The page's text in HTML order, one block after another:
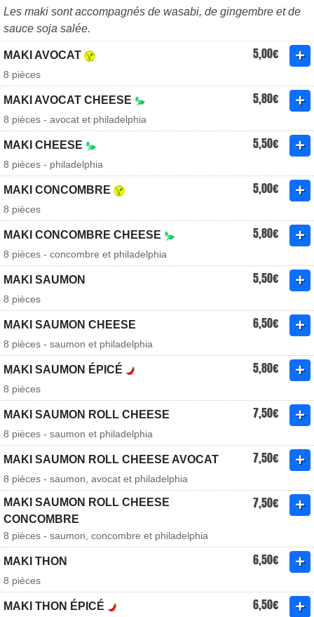
Les maki sont accompagnés de wasabi, de gingembre et de
sauce soja salée.
MAKI AVOCAT 5,00€
8 pièces
MAKI AVOCAT CHEESE 5,80€
8 pièces - avocat et philadelphia
MAKI CHEESE 5,50€
8 pièces - philadelphia
MAKI CONCOMBRE 5,00€
8 pièces
MAKI CONCOMBRE CHEESE 5,80€
8 pièces - concombre et philadelphia
MAKI SAUMON 5,50€
8 pièces
MAKI SAUMON CHEESE 6,50€
8 pièces - saumon et philadelphia
MAKI SAUMON ÉPICÉ 5,80€
8 pièces
MAKI SAUMON ROLL CHEESE 7,50€
8 pièces - saumon et philadelphia
MAKI SAUMON ROLL CHEESE AVOCAT 7,50€
8 pièces - saumon, avocat et philadelphia
MAKI SAUMON ROLL CHEESE
CONCOMBRE
7,50€
8 pièces - saumon, concombre et philadelphia
MAKI THON 6,50€
8 pièces
MAKI THON ÉPICÉ 6,50€